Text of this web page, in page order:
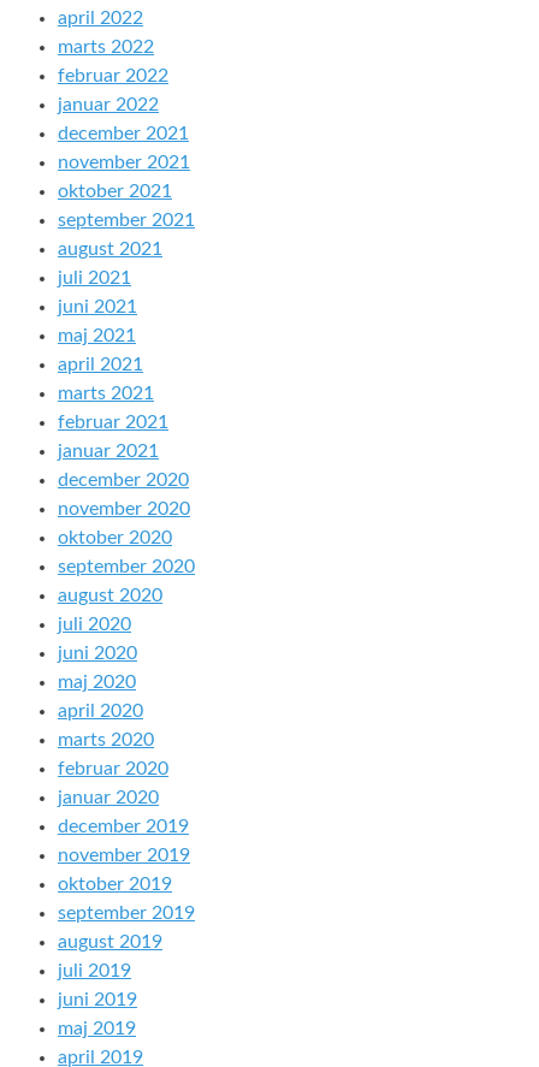
april 2022
marts 2022
februar 2022
januar 2022
december 2021
november 2021
oktober 2021
september 2021
august 2021
juli 2021
juni 2021
maj 2021
april 2021
marts 2021
februar 2021
januar 2021
december 2020
november 2020
oktober 2020
september 2020
august 2020
juli 2020
juni 2020
maj 2020
april 2020
marts 2020
februar 2020
januar 2020
december 2019
november 2019
oktober 2019
september 2019
august 2019
juli 2019
juni 2019
maj 2019
april 2019